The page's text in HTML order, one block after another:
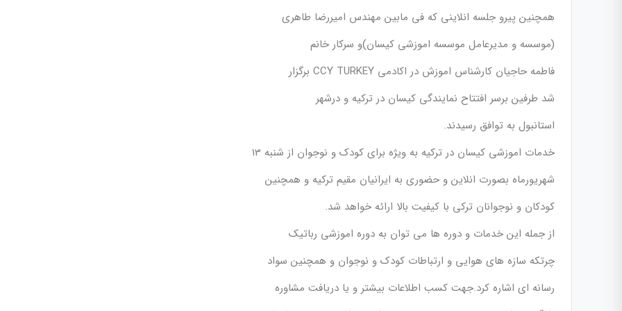
همچنین پیرو جلسه انلاینی که فی مابین مهندس امیررضا طاهری
(موسسه و مدیرعامل موسسه اموزشی کیسان)و سرکار خانم
فاطمه حاجیان کارشناس اموزش در اکادمی CCY TURKEY برگزار
شد طرفین برسر افتتاح نمایندگی کیسان در ترکیه و درشهر
استانبول به توافق رسیدند.
خدمات اموزشی کیسان در ترکیه به ویژه برای کودک و نوجوان از شنبه 13
شهریورماه بصورت انلاین و حضوری به ایرانیان مقیم ترکیه و همچنین
کودکان و نوجوانان ترکی با کیفیت بالا ارائه خواهد شد.
از جمله این خدمات و دوره ها می توان به دوره اموزشی رباتیک
چرتکه سازه های هوایی و ارتباطات کودک و نوجوان و همچنین سواد
رسانه ای اشاره کرد.جهت کسب اطلاعات بیشتر و یا دریافت مشاوره